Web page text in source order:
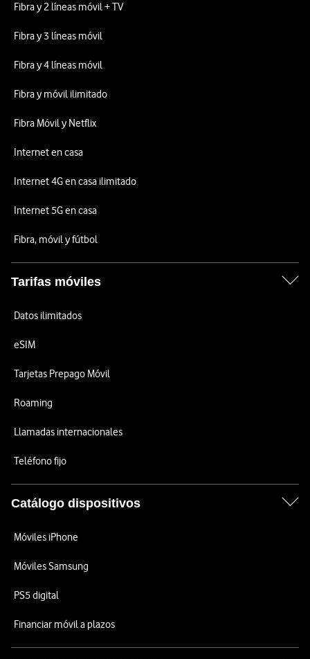
Fibra y 2 líneas móvil + TV
Fibra y 3 líneas móvil
Fibra y 4 líneas móvil
Fibra y móvil ilimitado
Fibra Móvil y Netflix
Internet en casa
Internet 4G en casa ilimitado
Internet 5G en casa
Fibra, móvil y fútbol
Tarifas móviles
Datos ilimitados
eSIM
Tarjetas Prepago Móvil
Roaming
Llamadas internacionales
Teléfono fijo
Catálogo dispositivos
Móviles iPhone
Móviles Samsung
PS5 digital
Financiar móvil a plazos